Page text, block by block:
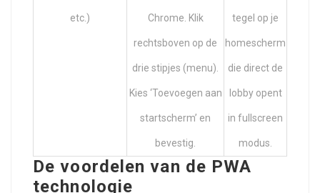
etc.) Chrome. Klik
rechtsboven op de
drie stipjes (menu).
Kies ‘Toevoegen aan
startscherm’ en
bevestig.
tegel op je
homescherm
die direct de
lobby opent
in fullscreen
modus.
De voordelen van de PWA
technologie